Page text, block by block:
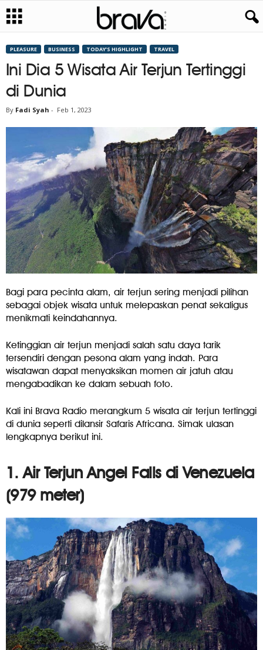
PLEASURE BUSINESS TODAY’S HIGHLIGHT TRAVEL
Ini Dia 5 Wisata Air Terjun Tertinggi
di Dunia
By Fadi Syah - Feb 1, 2023
Bagi para pecinta alam, air terjun sering menjadi pilihan
sebagai objek wisata untuk melepaskan penat sekaligus
menikmati keindahannya.
Ketinggian air terjun menjadi salah satu daya tarik
tersendiri dengan pesona alam yang indah. Para
wisatawan dapat menyaksikan momen air jatuh atau
mengabadikan ke dalam sebuah foto.
Kali ini Brava Radio merangkum 5 wisata air terjun tertinggi
di dunia seperti dilansir Safaris Africana. Simak ulasan
lengkapnya berikut ini.
1. Air Terjun Angel Falls di Venezuela
(979 meter)